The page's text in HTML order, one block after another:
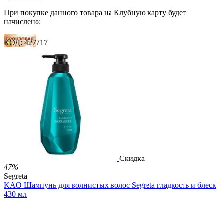
При покупке данного товара на Клубную карту будет
начислено:
41 балл
69 баллов
1 212.00
Р
за 1.00 мл

КОД: 427717
Скидка
47%
Segreta
KAO Шампунь для волнистых волос Segreta гладкость и блеск
430 мл